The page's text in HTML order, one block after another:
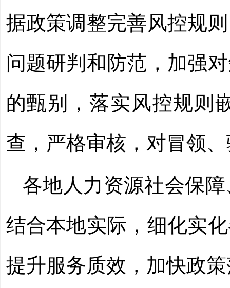
据政策调整完善风控规
问题研判和防范，加强
的甄别，落实风控规则
查，严格审核，对冒领
各地人力资源社会保
结合本地实际，细化实
提升服务质效，加快政